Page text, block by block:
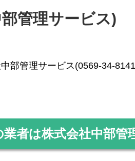
管理サービス)
部管理サービス(0569-34-
業者は株式会社中部管